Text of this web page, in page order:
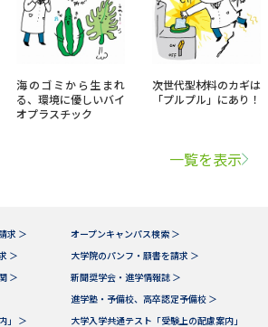
海のゴミから生まれ
る、環境に優しいバイ
オプラスチック
次世代型材料のカギは
「プルプル」にあり！
一覧を表示
求 ＞
オープンキャンパス検索 ＞
＞
大学院のパンフ・願書を請求 ＞
＞
新聞奨学会・進学情報誌 ＞
進学塾・予備校、高卒認定予備校 ＞
」 ＞
大学入学共通テスト「受験上の配慮案内」